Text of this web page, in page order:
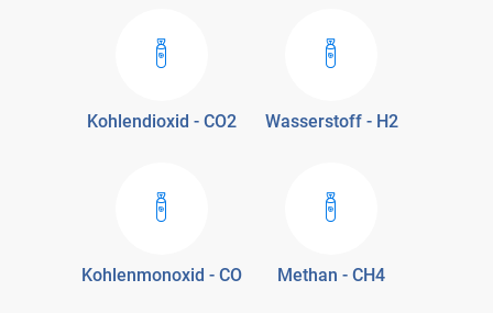
Kohlendioxid - CO2 Wasserstoff - H2
Kohlenmonoxid - CO Methan - CH4